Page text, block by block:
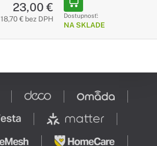
23,00 €
18,70 € bez DPH Dostupnosť:
NA SKLADE